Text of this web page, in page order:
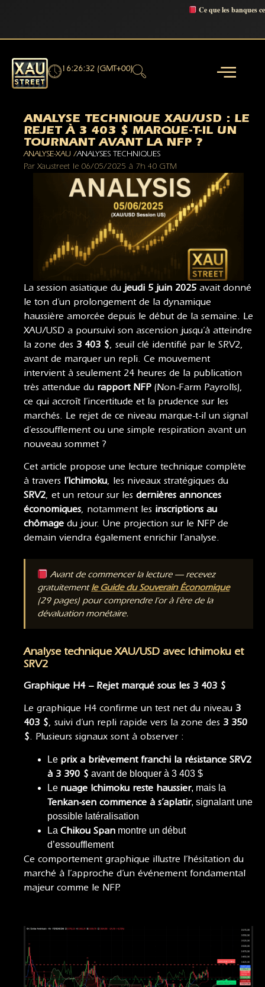
Ce que les banques
16:26:33 (GMT+00)
ANALYSE TECHNIQUE XAU/USD : LE
REJET À 3 403 $ MARQUE-T-IL UN
TOURNANT AVANT LA NFP ?
ANALYSE-XAU /ANALYSES TECHNIQUES
Par Xaustreet le 06/05/2025 à 7h 40 GTM
La session asiatique du jeudi 5 juin 2025 avait donné
le ton d’un prolongement de la dynamique
haussière amorcée depuis le début de la semaine. Le
XAU/USD a poursuivi son ascension jusqu’à atteindre
la zone des 3 403 $, seuil clé identifié par le SRV2,
avant de marquer un repli. Ce mouvement
intervient à seulement 24 heures de la publication
très attendue du rapport NFP(Non-Farm Payrolls),
ce qui accroît l’incertitude et la prudence sur les
marchés. Le rejet de ce niveau marque-t-il un signal
d’essoufflement ou une simple respiration avant un
nouveau sommet ?
Cet article propose une lecture technique complète
à travers l’Ichimoku, les niveaux stratégiques du
SRV2, et un retour sur les dernières annonces
économiques, notamment les inscriptions au
chômage du jour. Une projection sur le NFP de
demain viendra également enrichir l’analyse.
Avant de commencer la lecture — recevez
gratuitementle Guide du Souverain Économique
(29 pages) pour comprendre l’or à l’ère de la
dévaluation monétaire.
Analyse technique XAU/USD avec Ichimoku et
SRV2
Graphique H4 – Rejet marqué sous les 3 403 $
Le graphique H4 confirme un test net du niveau 3
403 $, suivi d’un repli rapide vers la zone des 3 350
$. Plusieurs signaux sont à observer :
Le prix a brièvement franchi la résistance SRV2
à 3 390 $ avant de bloquer à 3 403 $
Le nuage Ichimoku reste haussier, mais la
Tenkan-sen commence à s’aplatir, signalant une
possible latéralisation
La Chikou Span montre un début
d’essoufflement
Ce comportement graphique illustre l’hésitation du
marché à l’approche d’un événement fondamental
majeur comme le NFP.